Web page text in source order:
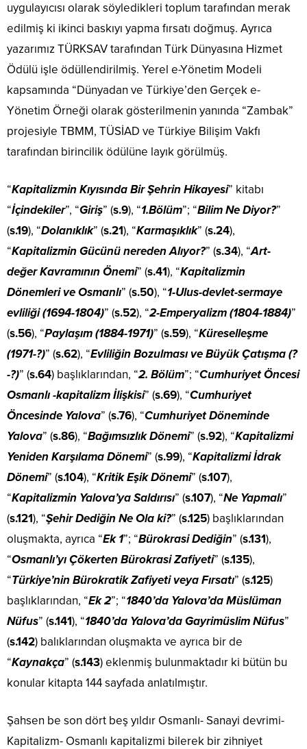
uygulayıcısı olarak söyledikleri toplum tarafından merak
edilmiş ki ikinci baskıyı yapma fırsatı doğmuş. Ayrıca
yazarımız TÜRKSAV tarafından Türk Dünyasına Hizmet
Ödülü işle ödüllendirilmiş. Yerel e-Yönetim Modeli
kapsamında “Dünyadan ve Türkiye’den Gerçek e-
Yönetim Örneği olarak gösterilmenin yanında “Zambak”
projesiyle TBMM, TÜSİAD ve Türkiye Bilişim Vakfı
tarafından birincilik ödülüne layık görülmüş.
“Kapitalizmin Kıyısında Bir Şehrin Hikayesi” kitabı
“İçindekiler”, “Giriş” (s.9), “1.Bölüm”; “Bilim Ne Diyor?”
(s.19), “Dolanıklık” (s.21), “Karmaşıklık” (s.24),
“Kapitalizmin Gücünü nereden Alıyor?” (s.34), “Art-
değer Kavramının Önemi” (s.41), “Kapitalizmin
Dönemleri ve Osmanlı” (s.50), “1-Ulus-devlet-sermaye
evliliği (1694-1804)” (s.52), “2-Emperyalizm (1804-1884)”
(s.56), “Paylaşım (1884-1971)” (s.59), “Küreselleşme
(1971-?)” (s.62), “Evliliğin Bozulması ve Büyük Çatışma (?
-?)” (s.64) başlıklarından, “2. Bölüm”; “Cumhuriyet Öncesi
Osmanlı -kapitalizm İlişkisi” (s.69), “Cumhuriyet
Öncesinde Yalova” (s.76), “Cumhuriyet Döneminde
Yalova” (s.86), “Bağımsızlık Dönemi” (s.92), “Kapitalizmi
Yeniden Karşılama Dönemi” (s.99), “Kapitalizmi İdrak
Dönemi” (s.104), “Kritik Eşik Dönemi” (s.107),
“Kapitalizmin Yalova’ya Saldırısı” (s.107), “Ne Yapmalı”
(s.121), “Şehir Dediğin Ne Ola ki?” (s.125) başlıklarından
oluşmakta, ayrıca “Ek 1”; “Bürokrasi Dediğin” (s.131),
“Osmanlı’yı Çökerten Bürokrasi Zafiyeti” (s.135),
“Türkiye’nin Bürokratik Zafiyeti veya Fırsatı” (s.125)
başlıklarından, “Ek 2”; “1840’da Yalova’da Müslüman
Nüfus” (s.141), “1840’da Yalova’da Gayrimüslim Nüfus”
(s.142) balıklarından oluşmakta ve ayrıca bir de
“Kaynakça” (s.143) eklenmiş bulunmaktadır ki bütün bu
konular kitapta 144 sayfada anlatılmıştır.
Şahsen be son dört beş yıldır Osmanlı- Sanayi devrimi-
Kapitalizm- Osmanlı kapitalizmi bilerek bir zihniyet